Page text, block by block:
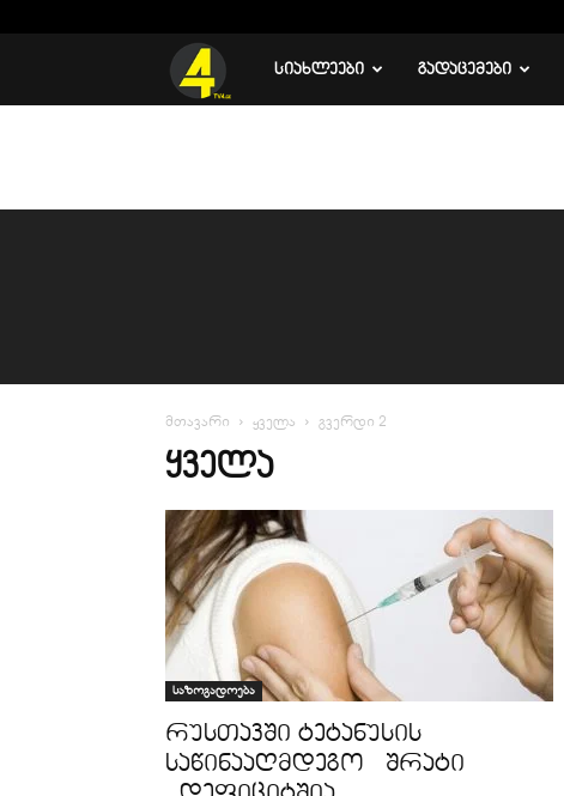
TVᲡᲘᲐᲮᲚᲔᲔᲑᲘ ᲒᲐᲓᲐᲪᲔᲛᲔᲑᲘ
მთავარი ყველა გვერდი 2
ᲧᲕᲔᲚᲐ
საზოგადოება
რუსთავში ტეტანუსის
საწინააღმდეგო შრატი